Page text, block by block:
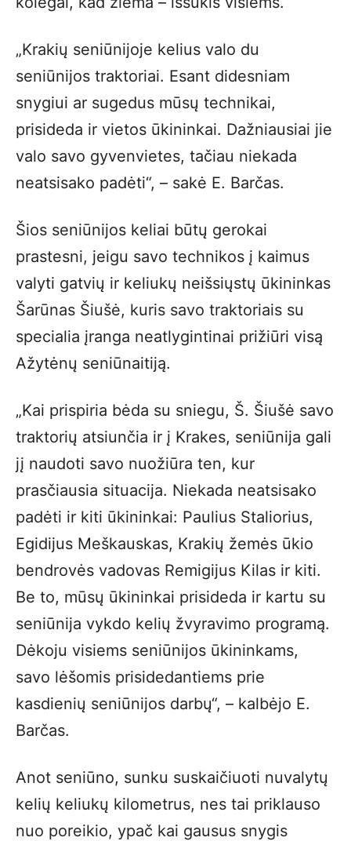
„Krakių seniūnijoje kelius valo du
seniūnijos traktoriai. Esant didesniam
snygiui ar sugedus mūsų technikai,
prisideda ir vietos ūkininkai. Dažniausiai jie
valo savo gyvenvietes, tačiau niekada
neatsisako padėti“, – sakė E. Barčas.
Šios seniūnijos keliai būtų gerokai
prastesni, jeigu savo technikos į kaimus
valyti gatvių ir keliukų neišsiųstų ūkininkas
Šarūnas Šiušė, kuris savo traktoriais su
specialia įranga neatlygintinai prižiūri visą
Ažytėnų seniūnaitiją.
„Kai prispiria bėda su sniegu, Š. Šiušė savo
traktorių atsiunčia ir į Krakes, seniūnija gali
jį naudoti savo nuožiūra ten, kur
prasčiausia situacija. Niekada neatsisako
padėti ir kiti ūkininkai: Paulius Staliorius,
Egidijus Meškauskas, Krakių žemės ūkio
bendrovės vadovas Remigijus Kilas ir kiti.
Be to, mūsų ūkininkai prisideda ir kartu su
seniūnija vykdo kelių žvyravimo programą.
Dėkoju visiems seniūnijos ūkininkams,
savo lėšomis prisidedantiems prie
kasdienių seniūnijos darbų“, – kalbėjo E.
Barčas.
Anot seniūno, sunku suskaičiuoti nuvalytų
kelių keliukų kilometrus, nes tai priklauso
nuo poreikio, ypač kai gausus snygis